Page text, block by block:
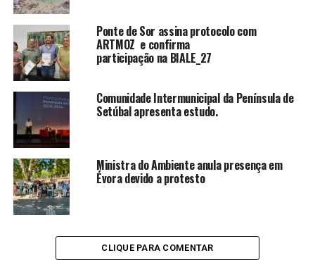
Ponte de Sor assina protocolo com
ARTMOZ e confirma
participação na BIALE_27
Comunidade Intermunicipal da Península de
Setúbal apresenta estudo.
Ministra do Ambiente anula presença em
Évora devido a protesto
CLIQUE PARA COMENTAR